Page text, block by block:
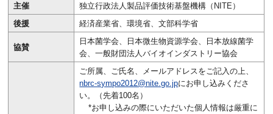
主催
独立行政法人製品評価技術基盤機構（NITE）
後援
経済産業省、環境省、文部科学省
協賛
日本菌学会、日本微生物資源学会、日本放線菌学
会、一般財団法人バイオインダストリー協会
ご所属、ご氏名、メールアドレスをご記入の上、
nbrc-sympo2012@nite.go.jpにお申し込みくださ
い。（先着100名）
*お申し込みの際にいただいた個人情報は厳重に